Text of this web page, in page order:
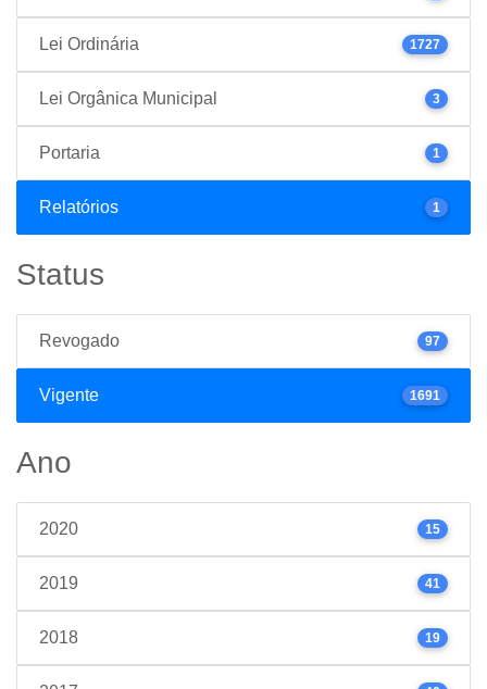
Lei Ordinária 1727
Lei Orgânica Municipal 3
Portaria 1
Relatórios 1
Status
Revogado 97
Vigente 1691
Ano
2020 15
2019 41
2018 19